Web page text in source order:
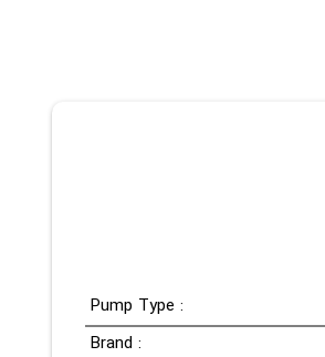
Pump Type :
Brand :